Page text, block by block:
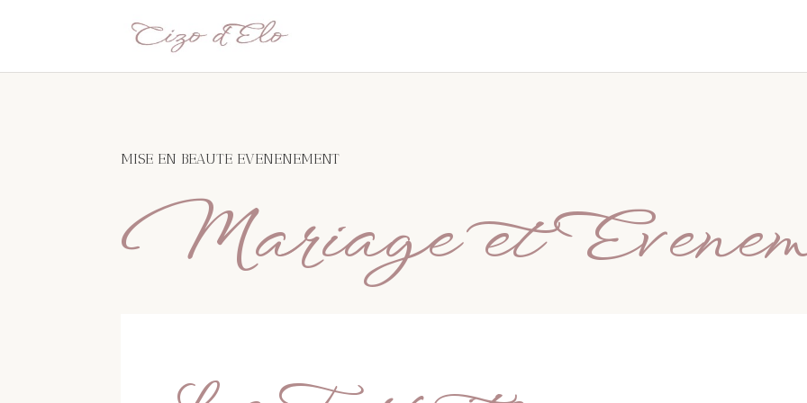
MISE EN BEAUTE EVENENEMENT
Mariage et